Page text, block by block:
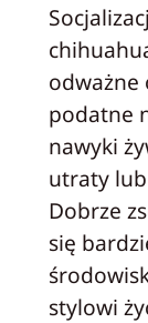
odważne
podatne
nawyki
utraty
Dobrze
się
stylowi